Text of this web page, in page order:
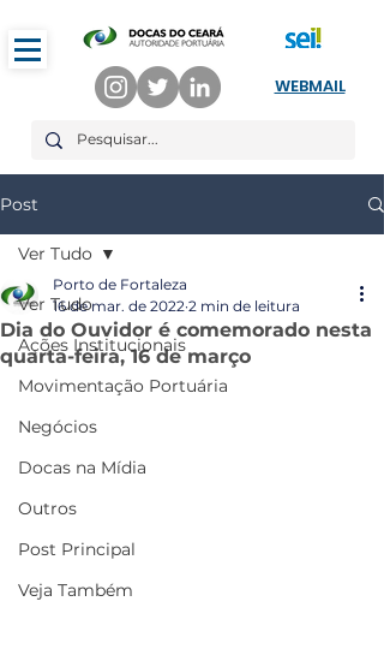
WEBMAIL
Post
Ver Tudo
Ações Institucionais
Movimentação Portuária
Negócios
Docas na Mídia
Outros
Post Principal
Veja Também
Ver Tudo
Dia do Ouvidor é comemorado nesta
quarta-feira, 16 de março
Porto de Fortaleza
16 de mar. de 2022 2 min de leitura